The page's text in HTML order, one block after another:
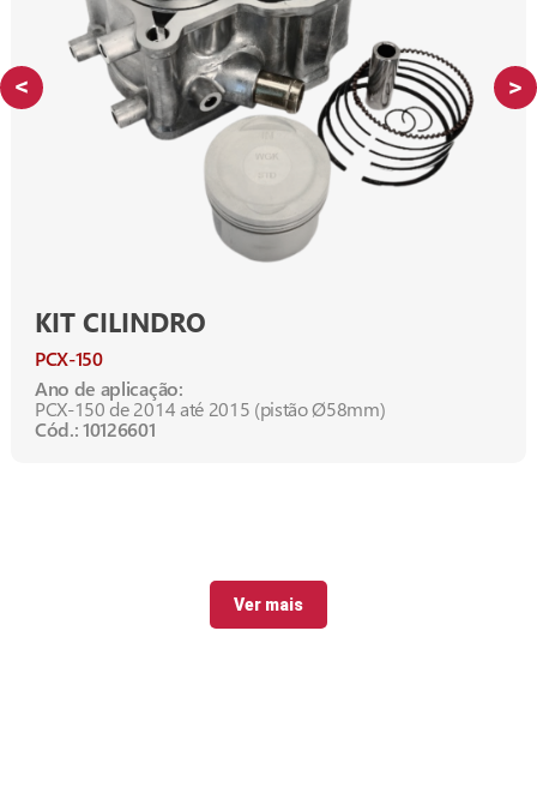
KIT CILINDRO
PCX-150
Ano de aplicação:
PCX-150 de 2014 até 2015 (pistão Ø58mm)
Cód.: 10126601
Ver mais